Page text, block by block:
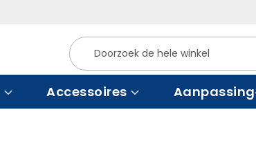
Zoek
Accessoires